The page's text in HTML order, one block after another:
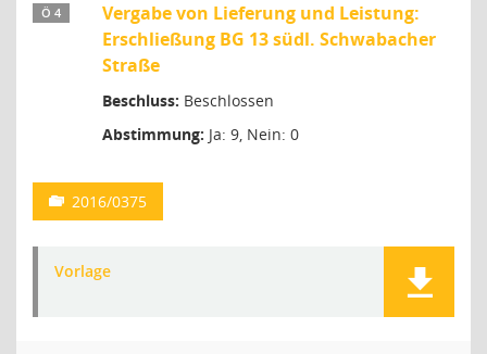
Ö 4
Vergabe von Lieferung und Leistung:
Erschließung BG 13 südl. Schwabacher
Straße
Beschluss: Beschlossen
Abstimmung: Ja: 9, Nein: 0
2016/0375
Vorlage